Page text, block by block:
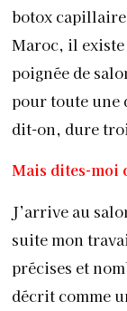
botox
Maroc, il existe
poignée de
pour toute une
dit-on, dure
Mais dites-moi
J’arrive au
suite mon
précises et
décrit comme